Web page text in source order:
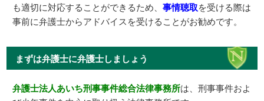
も適切に対応することができるため、事情聴取を受ける際は
事前に弁護士からアドバイスを受けることがお勧めです。
まずは弁護士に弁護士しましょう
弁護士法人あいち刑事事件総合法律事務所は、刑事事件およ